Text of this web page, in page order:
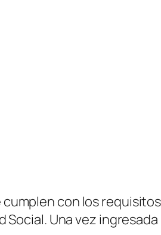
con los
Social. Una vez